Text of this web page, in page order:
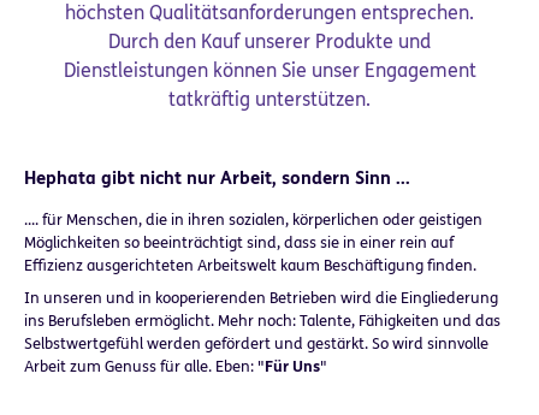
höchsten Qualitätsanforderungen entsprechen.
Durch den Kauf unserer Produkte und
Dienstleistungen können Sie unser Engagement
tatkräftig unterstützen.
Hephata gibt nicht nur Arbeit, sondern Sinn ...
.... für Menschen, die in ihren sozialen, körperlichen oder geistigen
Möglichkeiten so beeinträchtigt sind, dass sie in einer rein auf
Effizienz ausgerichteten Arbeitswelt kaum Beschäftigung finden.
In unseren und in kooperierenden Betrieben wird die Eingliederung
ins Berufsleben ermöglicht. Mehr noch: Talente, Fähigkeiten und das
Selbstwertgefühl werden gefördert und gestärkt. So wird sinnvolle
Arbeit zum Genuss für alle. Eben: "Für Uns"